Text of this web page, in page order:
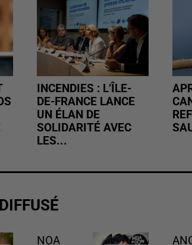
INCENDIES : L’ÎLE-
DE-FRANCE LANCE
UN ÉLAN DE
SOLIDARITÉ AVEC
LES...
NOA